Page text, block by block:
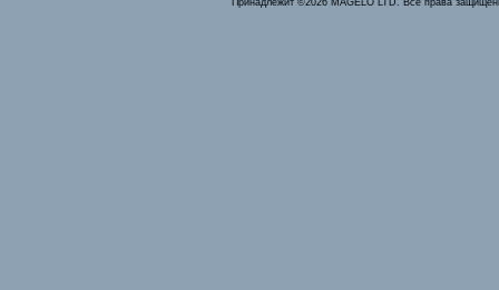
Принадлежит ©2026 MAGELO LTD. Все права